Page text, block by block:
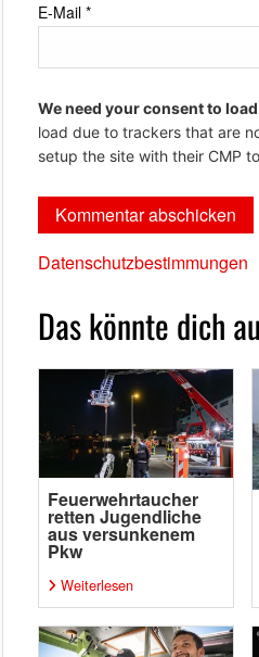
E-Mail *
We need your consent to
load due to trackers that are
setup the site with their CMP
Datenschutzbestimmungen
Das könnte dich
Feuerwehrtaucher
retten Jugendliche
aus versunkenem
Pkw
Weiterlesen